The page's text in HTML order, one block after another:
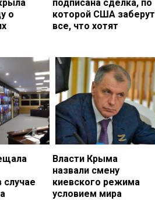
о
подписана сделка, по
которой США заберут
все, что хотят
случае
Власти Крыма
назвали смену
киевского режима
условием мира